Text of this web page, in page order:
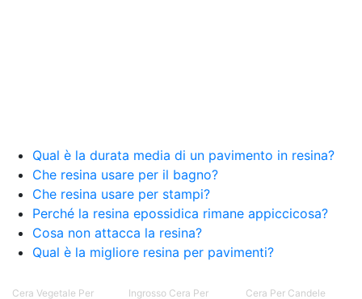
Qual è la durata media di un pavimento in resina?
Che resina usare per il bagno?
Che resina usare per stampi?
Perché la resina epossidica rimane appiccicosa?
Cosa non attacca la resina?
Qual è la migliore resina per pavimenti?
Cera Vegetale Per
Ingrosso Cera Per
Cera Per Candele